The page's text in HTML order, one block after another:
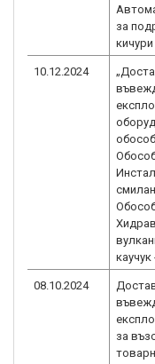
за
10.12.2024
каучук
08.10.2024
за